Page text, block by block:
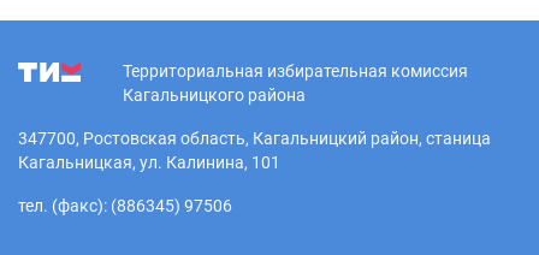
Территориальная избирательная комиссия
Кагальницкого района
347700, Ростовская область, Кагальницкий район, станица
Кагальницкая, ул. Калинина, 101
тел. (факс): (886345) 97506